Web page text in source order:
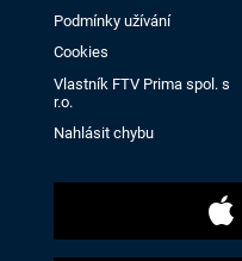
Podmínky užívání
Cookies
Vlastník FTV Prima spol. s
r.o.
Nahlásit chybu